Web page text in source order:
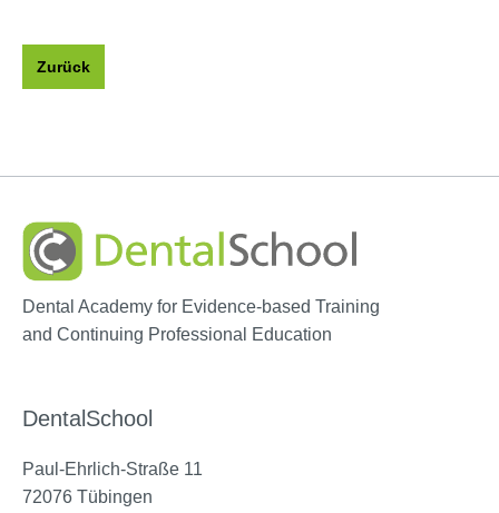
Zurück
Dental Academy for Evidence-based Training
and Continuing Professional Education
DentalSchool
Paul-Ehrlich-Straße 11
72076 Tübingen